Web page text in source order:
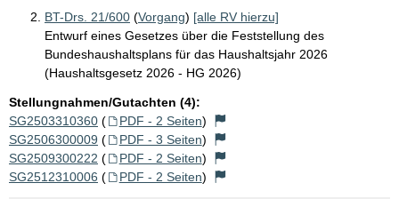
BT-Drs. 21/600 (Vorgang) [alle RV hierzu]
Entwurf eines Gesetzes über die Feststellung des
Bundeshaushaltsplans für das Haushaltsjahr 2026
(Haushaltsgesetz 2026 - HG 2026)
Stellungnahmen/Gutachten (4):
SG2503310360 ( PDF - 2 Seiten)
SG2506300009 ( PDF - 3 Seiten)
SG2509300222 ( PDF - 2 Seiten)
SG2512310006 ( PDF - 2 Seiten)